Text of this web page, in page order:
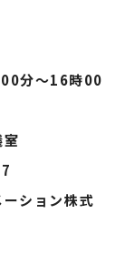
分～16時00
ション株式